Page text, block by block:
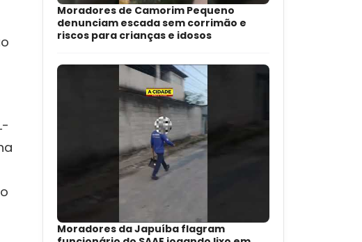
Moradores de Camorim Pequeno
denunciam escada sem corrimão e
riscos para crianças e idosos
Moradores da Japuíba flagram